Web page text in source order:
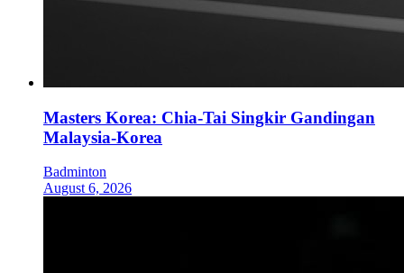
Masters Korea: Chia-Tai Singkir Gandingan
Malaysia-Korea
Badminton
August 6, 2026